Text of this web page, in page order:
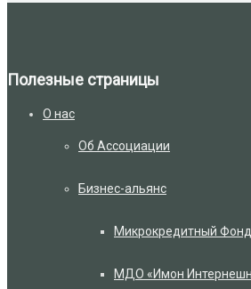
Полезные страницы
О нас
Об Ассоциации
Бизнес-альянс
Микрокредитный
МДО «Имон